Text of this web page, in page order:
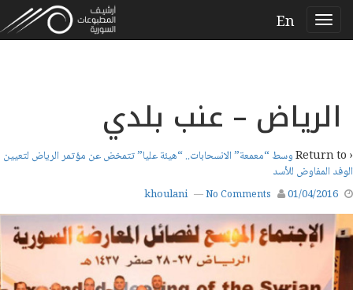
En
الرياض – عنب بلدي
‹ Return to
وسط “معمعة” الانسحابات.. “هيئة عليا” تتمخض عن مؤتمر الرياض لتعيين
الوفد المفاوض للأسد
01/04/2016
khoulani —No Comments